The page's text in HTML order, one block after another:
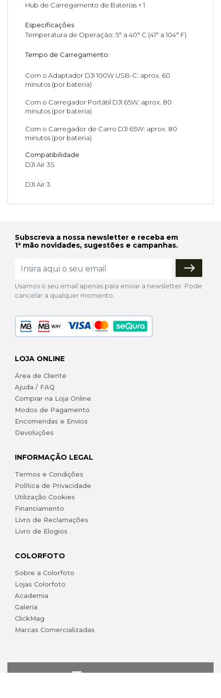
Hub de Carregamento de Baterias × 1
Especificações
Temperatura de Operação: 5° a 40° C (41° a 104° F)
Tempo de Carregamento:
Com o Adaptador DJI 100W USB-C: aprox. 60
minutos (por bateria)
Com o Carregador Portátil DJI 65W: aprox. 80
minutos (por bateria)
Com o Carregador de Carro DJI 65W: aprox. 80
minutos (por bateria)
Compatibilidade
DJI Air 3S
DJI Air 3
Subscreva a nossa newsletter e receba em
1ª mão novidades, sugestões e campanhas.
Usamos o seu email apenas para enviar a newsletter. Pode
cancelar a qualquer momento.
LOJA ONLINE
Área de Cliente
Ajuda / FAQ
Comprar na Loja Online
Modos de Pagamento
Encomendas e Envios
Devoluções
INFORMAÇÃO LEGAL
Termos e Condições
Política de Privacidade
Utilização Cookies
Financiamento
Livro de Reclamações
Livro de Elogios
COLORFOTO
Sobre a Colorfoto
Lojas Colorfoto
Academia
Galeria
ClickMag
Marcas Comercializadas
lojaonline@colorfoto.pt